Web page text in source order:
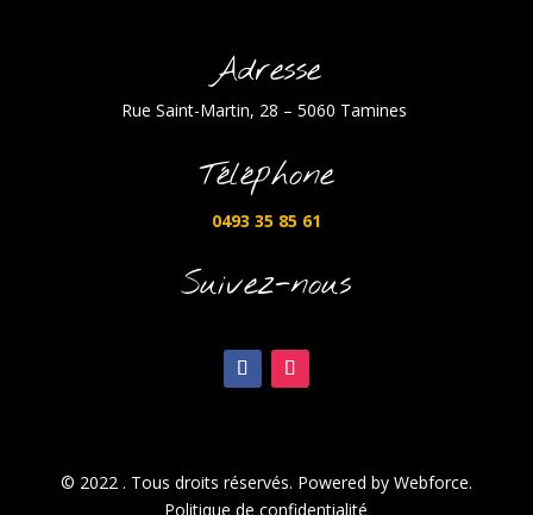
Adresse
Rue Saint-Martin, 28 – 5060 Tamines
Téléphone
0493 35 85 61
Suivez-nous
© 2022 . Tous droits réservés. Powered by Webforce.
Politique de confidentialité